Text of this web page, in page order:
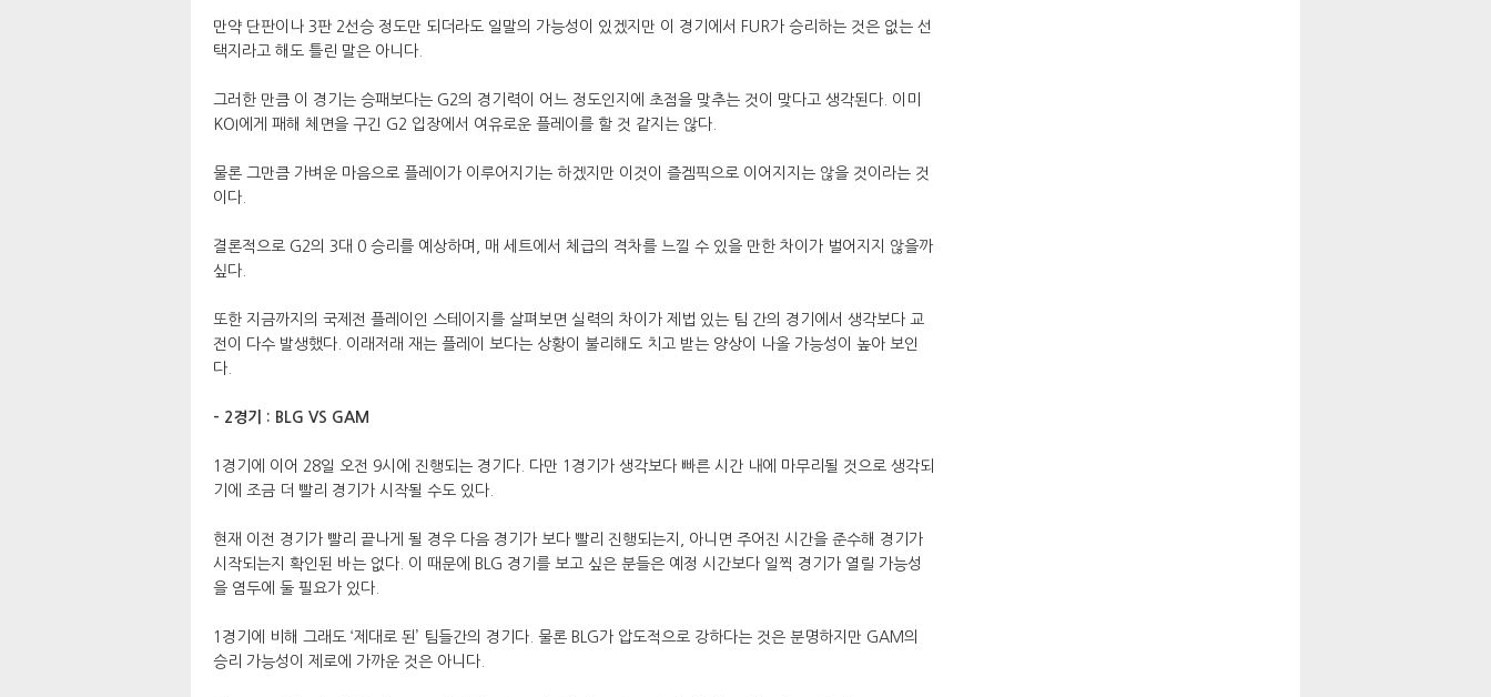
만약 단판이나 3판 2선승 정도만 되더라도 일말의 가능성이 있겠지만 이 경기에서 FUR가 승리하는 것은 없는 선
택지라고 해도 틀린 말은 아니다.
그러한 만큼 이 경기는 승패보다는 G2의 경기력이 어느 정도인지에 초점을 맞추는 것이 맞다고 생각된다. 이미
KOI에게 패해 체면을 구긴 G2 입장에서 여유로운 플레이를 할 것 같지는 않다.
물론 그만큼 가벼운 마음으로 플레이가 이루어지기는 하겠지만 이것이 즐겜픽으로 이어지지는 않을 것이라는 것
이다.
결론적으로 G2의 3대 0 승리를 예상하며, 매 세트에서 체급의 격차를 느낄 수 있을 만한 차이가 벌어지지 않을까
싶다.
또한 지금까지의 국제전 플레이인 스테이지를 살펴보면 실력의 차이가 제법 있는 팀 간의 경기에서 생각보다 교
전이 다수 발생했다. 이래저래 재는 플레이 보다는 상황이 불리해도 치고 받는 양상이 나올 가능성이 높아 보인
다.
- 2경기 : BLG VS GAM
1경기에 이어 28일 오전 9시에 진행되는 경기다. 다만 1경기가 생각보다 빠른 시간 내에 마무리될 것으로 생각되
기에 조금 더 빨리 경기가 시작될 수도 있다.
현재 이전 경기가 빨리 끝나게 될 경우 다음 경기가 보다 빨리 진행되는지, 아니면 주어진 시간을 준수해 경기가
시작되는지 확인된 바는 없다. 이 때문에 BLG 경기를 보고 싶은 분들은 예정 시간보다 일찍 경기가 열릴 가능성
을 염두에 둘 필요가 있다.
1경기에 비해 그래도 ‘제대로 된’ 팀들간의 경기다. 물론 BLG가 압도적으로 강하다는 것은 분명하지만 GAM의
승리 가능성이 제로에 가까운 것은 아니다.